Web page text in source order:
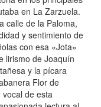
en La Zarzuela.
calle de la Paloma,
y sentimiento de
con esa «Jota»
lirismo de Joaquín
y la pícara
Flor de
de esta